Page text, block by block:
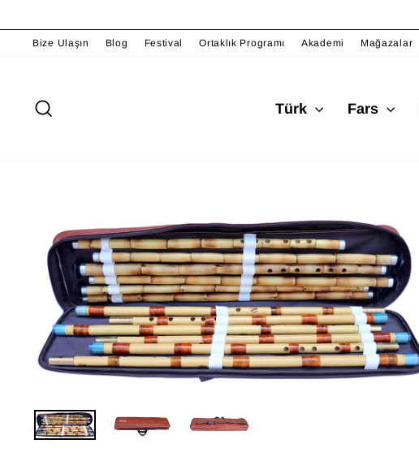
Bize Ulaşın Blog Festival Ortaklık Programı Akademi Mağazalar
Türk Fars